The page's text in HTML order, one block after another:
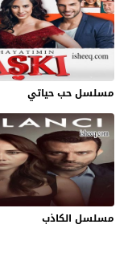
مسلسل حب حياتي
مسلسل الكاذب